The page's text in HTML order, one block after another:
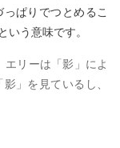
ぱりでつとめるこ
う意味です。
リーは「影」によ
」を見ているし、